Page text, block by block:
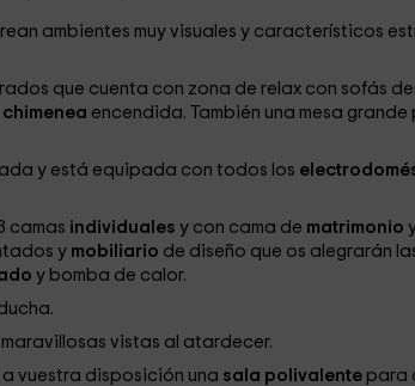
ambientes muy visuales y característicos
que cuenta con zona de relax con sofás
chimenea encendida. También una mesa grande
y está equipada con todos los
camas individuales y con cama de matrimonio
y mobiliario de diseño que os alegrarán
y bomba de calor.
vistas al atardecer.
vuestra disposición una sala polivalentepara